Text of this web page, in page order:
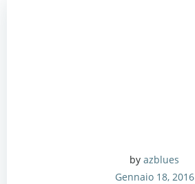
by azblues
Gennaio 18, 2016